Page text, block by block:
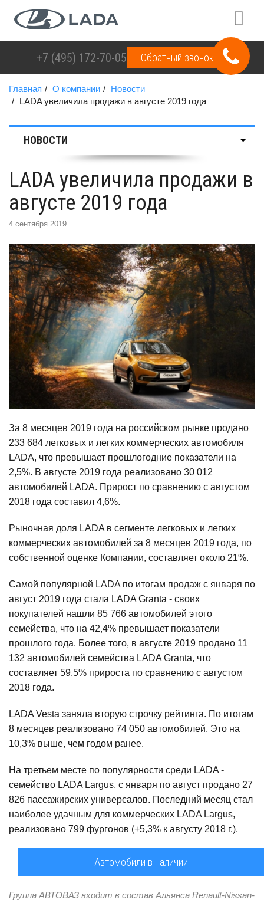
+7 (495) 172-70-05 Обратный звонок
Главная О компании
Новости
LADA увеличила продажи в августе 2019 года
НОВОСТИ
LADA увеличила продажи в
августе 2019 года
4 сентября 2019
За 8 месяцев 2019 года на российском рынке продано
233 684 легковых и легких коммерческих автомобиля
LADA, что превышает прошлогодние показатели на
2,5%. В августе 2019 года реализовано 30 012
автомобилей LADA. Прирост по сравнению с августом
2018 года составил 4,6%.
Рыночная доля LADA в сегменте легковых и легких
коммерческих автомобилей за 8 месяцев 2019 года, по
собственной оценке Компании, составляет около 21%.
Самой популярной LADA по итогам продаж с января по
август 2019 года стала LADA Granta - своих
покупателей нашли 85 766 автомобилей этого
семейства, что на 42,4% превышает показатели
прошлого года. Более того, в августе 2019 продано 11
132 автомобилей семейства LADA Granta, что
составляет 59,5% прироста по сравнению с августом
2018 года.
LADA Vesta заняла вторую строчку рейтинга. По итогам
8 месяцев реализовано 74 050 автомобилей. Это на
10,3% выше, чем годом ранее.
На третьем месте по популярности среди LADA -
семейство LADA Largus, с января по август продано 27
826 пассажирских универсалов. Последний месяц стал
наиболее удачным для коммерческих LADA Largus,
реализовано 799 фургонов (+5,3% к августу 2018 г.).
Автомобили в наличии
Группа АВТОВАЗ входит в состав Альянса Renault-Nissan-